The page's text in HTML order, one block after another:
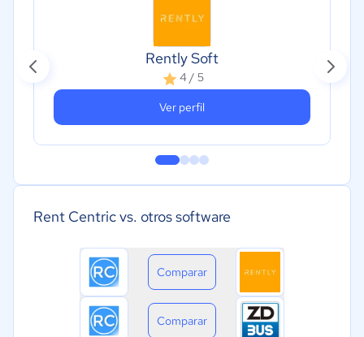
Rently Soft
4 / 5
Ver perfil
Rent Centric vs. otros software
Comparar
Comparar